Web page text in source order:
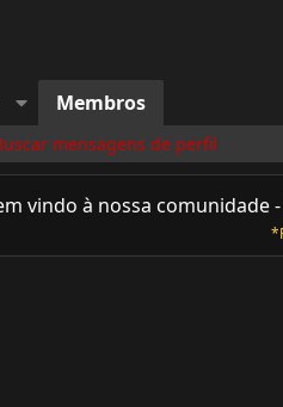
Membros
mensagens de perfil
vindo à nossa comunidade